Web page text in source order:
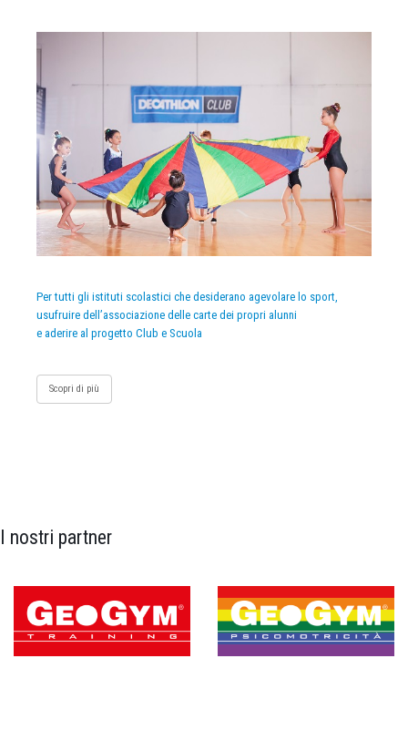
Per tutti gli istituti scolastici che desiderano agevolare lo sport,
usufruire dell’associazione delle carte dei propri alunni
e aderire al progetto Club e Scuola
Scopri di più
I nostri partner